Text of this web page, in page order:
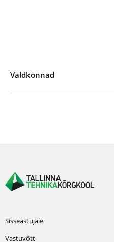
Valdkonnad
Sisseastujale
Vastuvõtt